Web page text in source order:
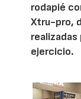
rodapié
Xtru-pro,
ejercicio.